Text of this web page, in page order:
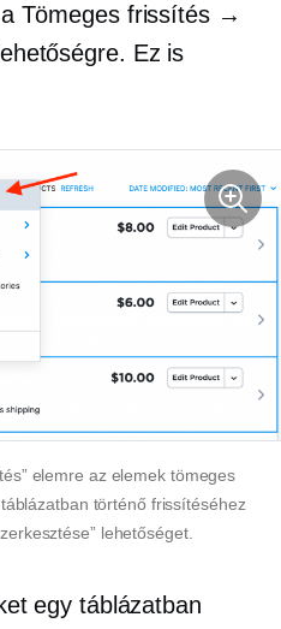
Tömeges frissítés →
Ez is
elemre az elemek tömeges
történő frissítéséhez
lehetőséget.
egy táblázatban